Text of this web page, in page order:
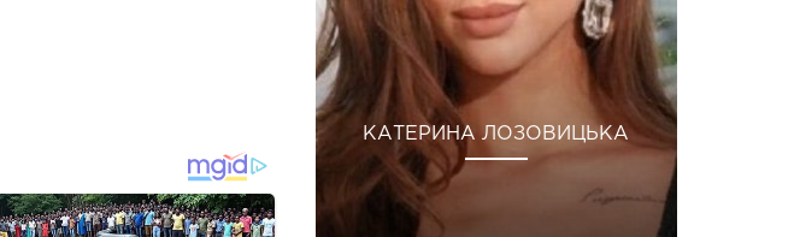
КАТЕРИНА ЛОЗОВИЦЬКА